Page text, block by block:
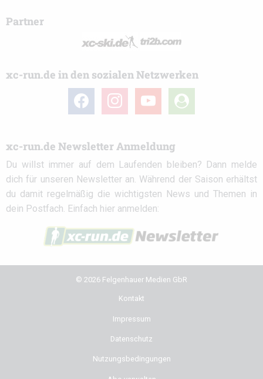
Partner
xc-run.de in den sozialen Netzwerken
facebook instagramyoutube
user-
circle
xc-run.de Newsletter Anmeldung
Du willst immer auf dem Laufenden bleiben? Dann melde
dich für unseren Newsletter an. Während der Saison erhältst
du damit regelmäßig die wichtigsten News und Themen in
dein Postfach. Einfach hier anmelden:
© 2026 Felgenhauer Medien GbR
Kontakt
Impressum
Datenschutz
Nutzungsbedingungen